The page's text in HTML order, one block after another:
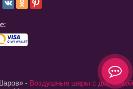
- Воздушные шары с доставкой